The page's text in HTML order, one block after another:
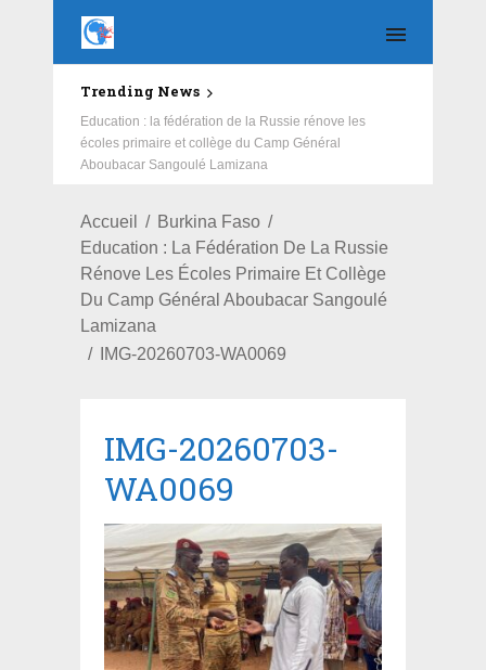
Trending News
Education : la fédération de la Russie rénove les
écoles primaire et collège du Camp Général
Aboubacar Sangoulé Lamizana
Accueil
Burkina Faso
Education : La Fédération De La Russie
Rénove Les Écoles Primaire Et Collège
Du Camp Général Aboubacar Sangoulé
Lamizana
IMG-20260703-WA0069
IMG-20260703-
WA0069